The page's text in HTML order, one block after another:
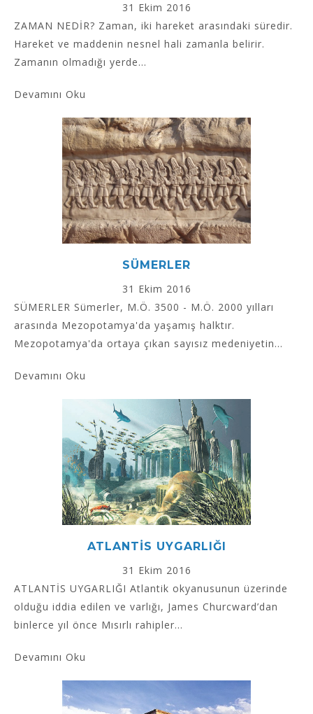
31 Ekim 2016
ZAMAN NEDİR? Zaman, iki hareket arasındaki süredir.
Hareket ve maddenin nesnel hali zamanla belirir.
Zamanın olmadığı yerde...
Devamını Oku
SÜMERLER
31 Ekim 2016
SÜMERLER Sümerler, M.Ö. 3500 - M.Ö. 2000 yılları
arasında Mezopotamya'da yaşamış halktır.
Mezopotamya'da ortaya çıkan sayısız medeniyetin...
Devamını Oku
ATLANTİS UYGARLIĞI
31 Ekim 2016
ATLANTİS UYGARLIĞI Atlantik okyanusunun üzerinde
olduğu iddia edilen ve varlığı, James Churcward’dan
binlerce yıl önce Mısırlı rahipler...
Devamını Oku